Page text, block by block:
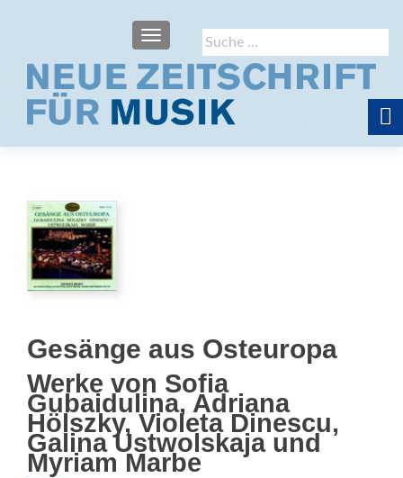
Suche
nach:
SCHALTE NAVIGATION
Gesänge aus Osteuropa
Werke von Sofia
Gubaidulina, Adriana
Hölszky, Violeta Dinescu,
Galina Ustwolskaja und
Myriam Marbe